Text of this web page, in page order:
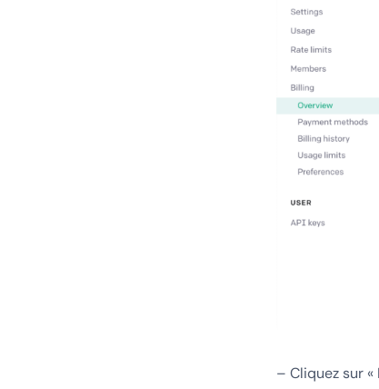
– Cliquez sur